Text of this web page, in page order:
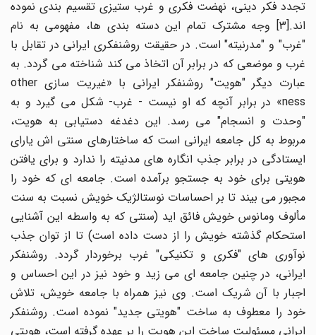
تجدد فکر دینی، نهضت فکری و غرب ستیزی تقسیم بندی نموده
اند.[3] وجه مشترک تمام این دسته بندی ها، مفهومی به نام
"غرب" و "مدرنیته" است. در حقیقت روشنفکری ایرانی در تقابل با
غرب و موضعی که در برابر آن اتخاذ می کند شناخته می گردد. به
عبارت دیگر "هویت" روشنفکر ایرانی با «غیریت سازی other
ness» در برابر آنچه که او نیست - غرب- شکل می گیرد و به
"وحدت و انسجام" می رسد. این دغدغه دستیابی به هویت،
مربوط به کل جامعه ایرانی است که ساختارهای سنتی اش یارای
ایستادگی در برابر جذب انگاره های مدنیته را ندارد و برای یافتن
هویتی برای خود به جستجو برآمده است. جامعه ای که خود را
مجبور می بیند تا بر احساسات نوستالژیک خویش نسبت به سنت
مألوف ومانوس خویش فائق اید (سنتی که به واسطه این آشنایی
استحکام گذشته خویش را از دست داده است) تا از توان جذب
نوآوری های "فکری و تکنیکی" غرب برخوردار گردد. روشنفکر
ایرانی، در چنین جامعه ای می زید و خود نیز در این احساس و
اجبار با آن شریک است. وی نیز همراه با جامعه خویش، تلاش
خود را معطوف به ساخت "هویتی جدید" نموده است. روشنفکر
ایرانی مسئولیت ساخت این هویت را بر عهده گرفته است، هویتی